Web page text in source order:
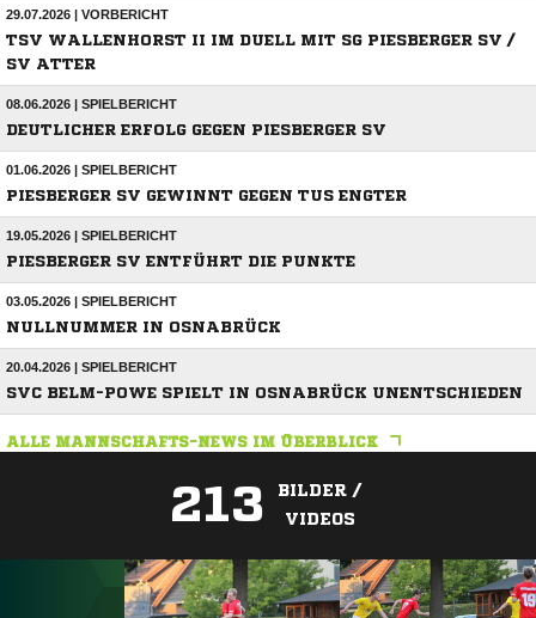
29.07.2026 | VORBERICHT
TSV WALLENHORST II IM DUELL MIT SG PIESBERGER SV /
SV ATTER
08.06.2026 | SPIELBERICHT
DEUTLICHER ERFOLG GEGEN PIESBERGER SV
01.06.2026 | SPIELBERICHT
PIESBERGER SV GEWINNT GEGEN TUS ENGTER
19.05.2026 | SPIELBERICHT
PIESBERGER SV ENTFÜHRT DIE PUNKTE
03.05.2026 | SPIELBERICHT
NULLNUMMER IN OSNABRÜCK
20.04.2026 | SPIELBERICHT
SVC BELM-POWE SPIELT IN OSNABRÜCK UNENTSCHIEDEN
ALLE MANNSCHAFTS-NEWS IM ÜBERBLICK
213
BILDER /
VIDEOS